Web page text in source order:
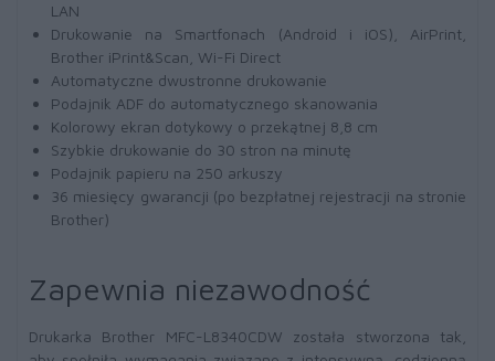
LAN
Drukowanie na Smartfonach (Android i iOS), AirPrint,
Brother iPrint&Scan, Wi-Fi Direct
Automatyczne dwustronne drukowanie
Podajnik ADF do automatycznego skanowania
Kolorowy ekran dotykowy o przekątnej 8,8 cm
Szybkie drukowanie do 30 stron na minutę
Podajnik papieru na 250 arkuszy
36 miesięcy gwarancji (po bezpłatnej rejestracji na stronie
Brother)
Zapewnia niezawodność
Drukarka Brother MFC-L8340CDW została stworzona tak,